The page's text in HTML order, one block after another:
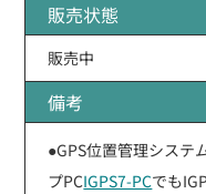
販売状態
販売中
備考
●GPS位置管理システ
プPCIGPS7-PCでも